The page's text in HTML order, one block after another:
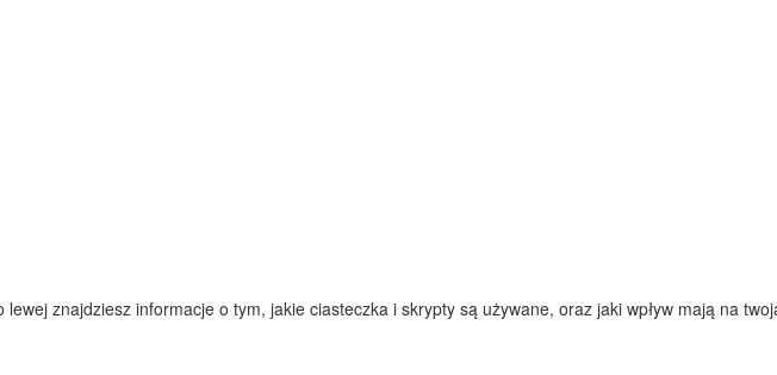
znajdziesz informacje o tym, jakie ciasteczka i skrypty są używane, oraz jaki wpływ mają na